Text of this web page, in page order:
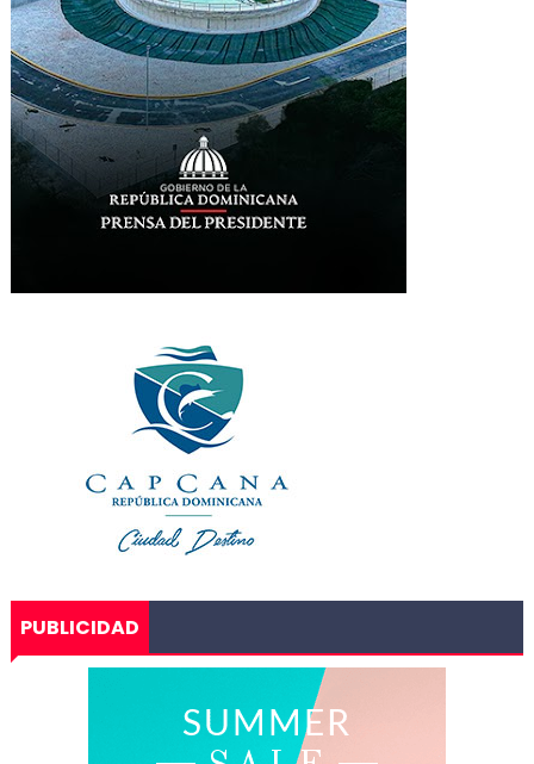
PUBLICIDAD